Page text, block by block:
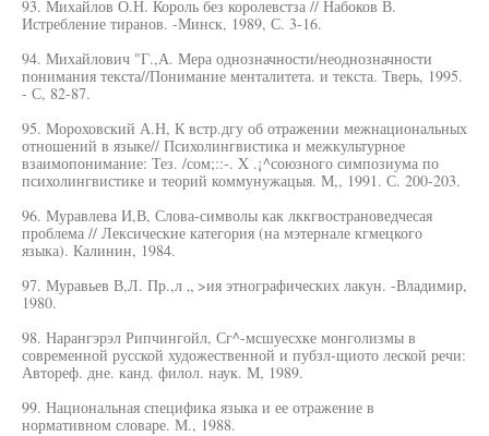
93. Михайлов О.Н. Король без королевстза // Набоков В.
Истребление тиранов. -Минск, 1989, С. 3-16.
94. Михайлович "Г.,А. Мера однозначности/неоднозначности
понимания текста//Понимание менталитета. и текста. Тверь, 1995.
- С, 82-87.
95. Мороховский А.Н, К встр.дгу об отражении межнациональных
отношений в языке// Психолингвистика и межкультурное
взаимопонимание: Тез. /сом;::-. X .¡^союзного симпозиума по
психолингвистике и теорий коммунужацыя. М,, 1991. С. 200-203.
96. Муравлева И,В, Слова-символы как лккгвострановедчесая
проблема // Лексические категория (на мэтернале кгмецкого
языка). Калинин, 1984.
97. Муравьев В,Л. Пр.,л „ >ия этнографических лакун. -Владимир,
1980.
98. Нарангэрэл Рипчингойл, Сг^-мсшуесхке монголизмы в
современной русской художественной и пубзл-щиото леской речи:
Автореф. дне. канд. филол. наук. М, 1989.
99. Национальная специфика языка и ее отражение в
нормативном словаре. М., 1988.